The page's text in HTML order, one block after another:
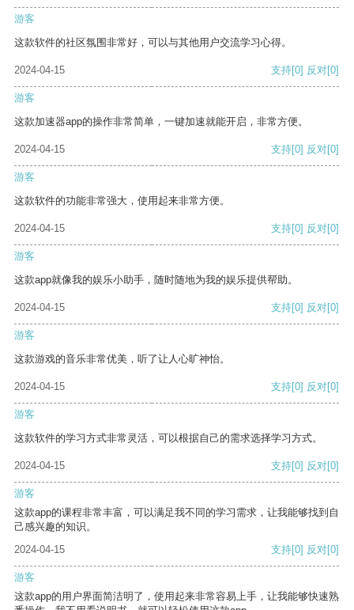
游客
这款软件的社区氛围非常好，可以与其他用户交流学习心得。
2024-04-15 支持[0] 反对[0]
游客
这款加速器app的操作非常简单，一键加速就能开启，非常方便。
2024-04-15 支持[0] 反对[0]
游客
这款软件的功能非常强大，使用起来非常方便。
2024-04-15 支持[0] 反对[0]
游客
这款app就像我的娱乐小助手，随时随地为我的娱乐提供帮助。
2024-04-15 支持[0] 反对[0]
游客
这款游戏的音乐非常优美，听了让人心旷神怡。
2024-04-15 支持[0] 反对[0]
游客
这款软件的学习方式非常灵活，可以根据自己的需求选择学习方式。
2024-04-15 支持[0] 反对[0]
游客
这款app的课程非常丰富，可以满足我不同的学习需求，让我能够找到自
己感兴趣的知识。
2024-04-15
支持[0] 反对[0]
游客
这款app的用户界面简洁明了，使用起来非常容易上手，让我能够快速熟